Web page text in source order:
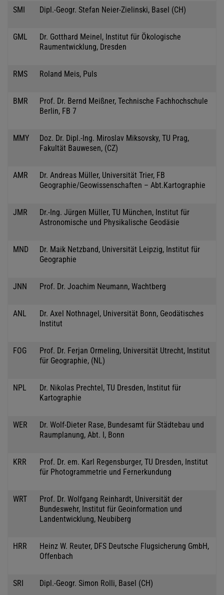
SMI Dipl.-Geogr. Stefan Neier-Zielinski, Basel (CH)
GML
Dr. Gotthard Meinel, Institut für Ökologische
Raumentwicklung, Dresden
RMS Roland Meis, Puls
BMR
Prof. Dr. Bernd Meißner, Technische Fachhochschule
Berlin, FB 7
MMY
Doz. Dr. Dipl.-Ing. Miroslav Miksovsky, TU Prag,
Fakultät Bauwesen, (CZ)
AMR
Dr. Andreas Müller, Universität Trier, FB
Geographie/Geowissenschaften – Abt.Kartographie
JMR
Dr.-Ing. Jürgen Müller, TU München, Institut für
Astronomische und Physikalische Geodäsie
MND
Dr. Maik Netzband, Universität Leipzig, Institut für
Geographie
JNN Prof. Dr. Joachim Neumann, Wachtberg
ANL
Dr. Axel Nothnagel, Universität Bonn, Geodätisches
Institut
FOG
Prof. Dr. Ferjan Ormeling, Universität Utrecht, Institut
für Geographie, (NL)
NPL
Dr. Nikolas Prechtel, TU Dresden, Institut für
Kartographie
WER
Dr. Wolf-Dieter Rase, Bundesamt für Städtebau und
Raumplanung, Abt. I, Bonn
KRR
Prof. Dr. em. Karl Regensburger, TU Dresden, Institut
für Photogrammetrie und Fernerkundung
WRT
Prof. Dr. Wolfgang Reinhardt, Universität der
Bundeswehr, Institut für Geoinformation und
Landentwicklung, Neubiberg
HRR
Heinz W. Reuter, DFS Deutsche Flugsicherung GmbH,
Offenbach
SRI Dipl.-Geogr. Simon Rolli, Basel (CH)